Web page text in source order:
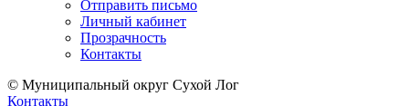
Отправить письмо
Личный кабинет
Прозрачность
Контакты
© Муниципальный округ Сухой Лог
Контакты